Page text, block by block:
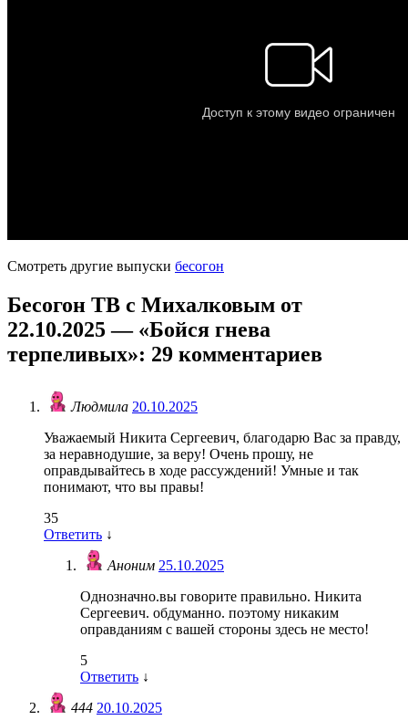
Смотреть другие выпуски бесогон
Бесогон ТВ с Михалковым от
22.10.2025 — «Бойся гнева
терпеливых»: 29 комментариев
Людмила 20.10.2025
Уважаемый Никита Сергеевич, благодарю Вас за правду,
за неравнодушие, за веру! Очень прошу, не
оправдывайтесь в ходе рассуждений! Умные и так
понимают, что вы правы!
35
Ответить ↓
Аноним 25.10.2025
Однозначно.вы говорите правильно. Никита
Сергеевич. обдуманно. поэтому никаким
оправданиям с вашей стороны здесь не место!
5
Ответить ↓
444 20.10.2025